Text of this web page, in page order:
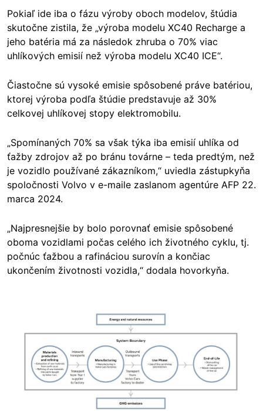
Pokiaľ ide iba o fázu výroby oboch modelov, štúdia
skutočne zistila, že „výroba modelu XC40 Recharge a
jeho batéria má za následok zhruba o 70% viac
uhlíkových emisií než výroba modelu XC40 ICE“.
Čiastočne sú vysoké emisie spôsobené práve batériou,
ktorej výroba podľa štúdie predstavuje až 30%
celkovej uhlíkovej stopy elektromobilu.
„Spomínaných 70% sa však týka iba emisií uhlíka od
ťažby zdrojov až po bránu továrne – teda predtým, než
je vozidlo používané zákazníkom,“ uviedla zástupkyňa
spoločnosti Volvo v e-maile zaslanom agentúre AFP 22.
marca 2024.
„Najpresnejšie by bolo porovnať emisie spôsobené
oboma vozidlami počas celého ich životného cyklu, tj.
počnúc ťažbou a rafináciou surovín a končiac
ukončením životnosti vozidla,“ dodala hovorkyňa.